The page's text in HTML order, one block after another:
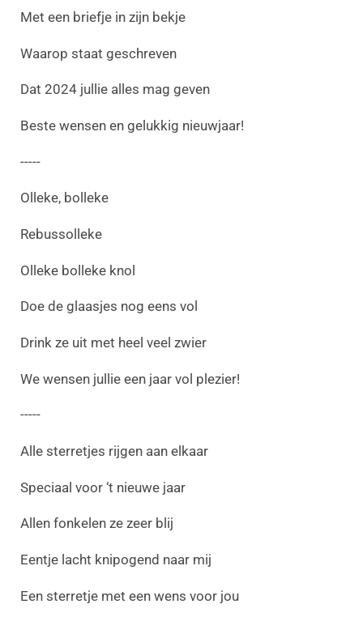
Met een briefje in zijn bekje
Waarop staat geschreven
Dat 2024 jullie alles mag geven
Beste wensen en gelukkig nieuwjaar!
-----
Olleke, bolleke
Rebussolleke
Olleke bolleke knol
Doe de glaasjes nog eens vol
Drink ze uit met heel veel zwier
We wensen jullie een jaar vol plezier!
-----
Alle sterretjes rijgen aan elkaar
Speciaal voor ‘t nieuwe jaar
Allen fonkelen ze zeer blij
Eentje lacht knipogend naar mij
Een sterretje met een wens voor jou